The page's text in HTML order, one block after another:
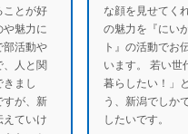
ことが好
や魅力に
部活動や
、人と関
まし
すが、新
えていけ
な顔を見せてく
の魅力を『にい
ト』の活動でお
います。 若い世
暮らしたい！」
う、新潟でしか
したいです。